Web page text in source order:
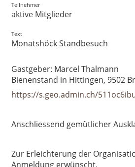
Teilnehmer
aktive Mitglieder
Text
Monatshöck Standbesuch
Gastgeber: Marcel Thalmann
Bienenstand in Hittingen, 9502
https://s.geo.admin.ch/
Anschliessend gemütlicher
Zur Erleichterung der
Anmeldung erwünscht.